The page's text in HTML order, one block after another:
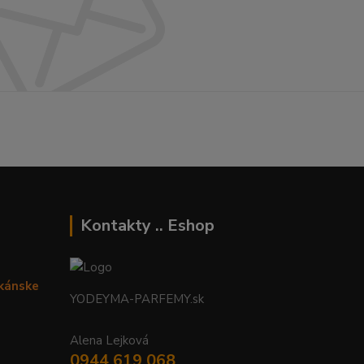
Kontakty .. Eshop
YODEYMA-PARFEMY.sk
Alena Lejková